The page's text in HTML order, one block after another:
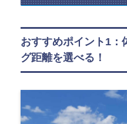
おすすめポイント1：
グ距離を選べる！